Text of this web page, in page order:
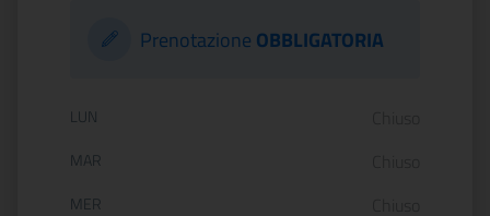
Prenotazione OBBLIGATORIA
Orario di apertura:
LUN
MAR
MER